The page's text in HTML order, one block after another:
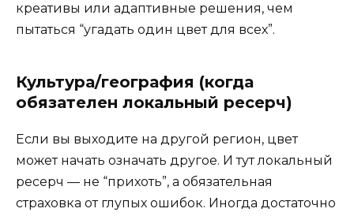
креативы или адаптивные решения, чем
пытаться “угадать один цвет для всех”.
Культура/география (когда
обязателен локальный ресерч)
Если вы выходите на другой регион, цвет
может начать означать другое. И тут локальный
ресерч — не “прихоть”, а обязательная
страховка от глупых ошибок. Иногда достаточно